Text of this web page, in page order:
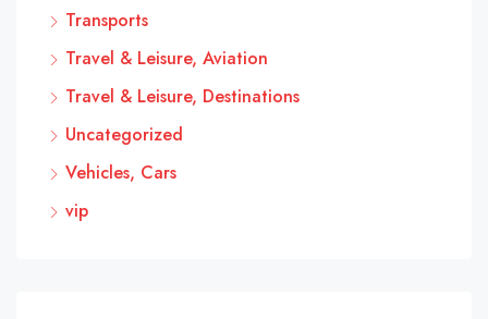
Transports
Travel & Leisure, Aviation
Travel & Leisure, Destinations
Uncategorized
Vehicles, Cars
vip